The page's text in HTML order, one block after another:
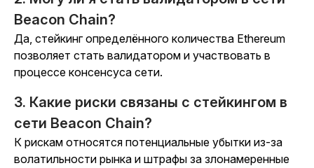
Beacon Chain?
Да, стейкинг определённого количества Ethereum
позволяет стать валидатором и участвовать в
процессе консенсуса сети.
3. Какие риски связаны с стейкингом в
сети Beacon Chain?
К рискам относятся потенциальные убытки из-за
волатильности рынка и штрафы за злонамеренные